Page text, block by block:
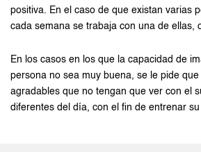
positiva. En el caso de que existan varias
cada semana se trabaja con una de ellas,
En los casos en los que la capacidad de
persona no sea muy buena, se le pide
agradables que no tengan que ver con el
diferentes del día, con el fin de entrenar